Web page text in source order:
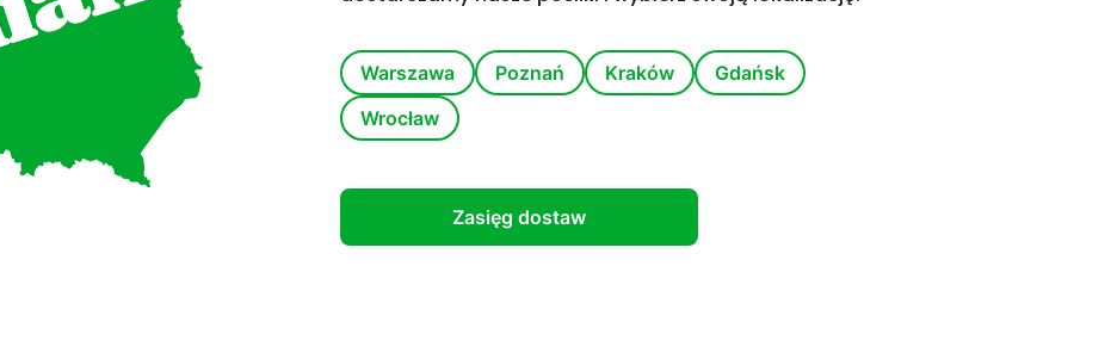
Warszawa Poznań Kraków
Gdańsk
Wrocław
Zasięg dostaw